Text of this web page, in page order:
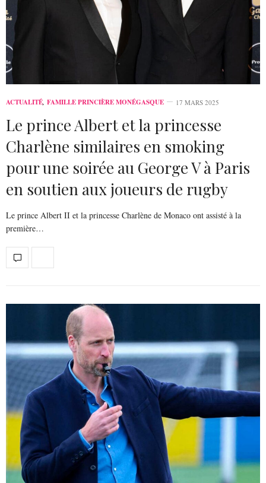
ACTUALITÉ, FAMILLE PRINCIÈRE MONÉGASQUE 17 MARS 2025
Le prince Albert et la princesse
Charlène similaires en smoking
pour une soirée au George V à Paris
en soutien aux joueurs de rugby
Le prince Albert II et la princesse Charlène de Monaco ont assisté à la
première…